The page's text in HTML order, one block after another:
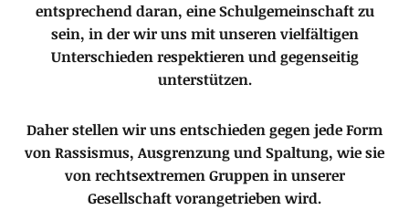
entsprechend daran, eine Schulgemeinschaft zu
sein, in der wir uns mit unseren vielfältigen
Unterschieden respektieren und gegenseitig
unterstützen.
Daher stellen wir uns entschieden gegen jede Form
von Rassismus, Ausgrenzung und Spaltung, wie sie
von rechtsextremen Gruppen in unserer
Gesellschaft vorangetrieben wird.